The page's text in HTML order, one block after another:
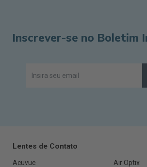
Inscrever-se no Boletim
Lentes de Contato
Acuvue
Air Optix